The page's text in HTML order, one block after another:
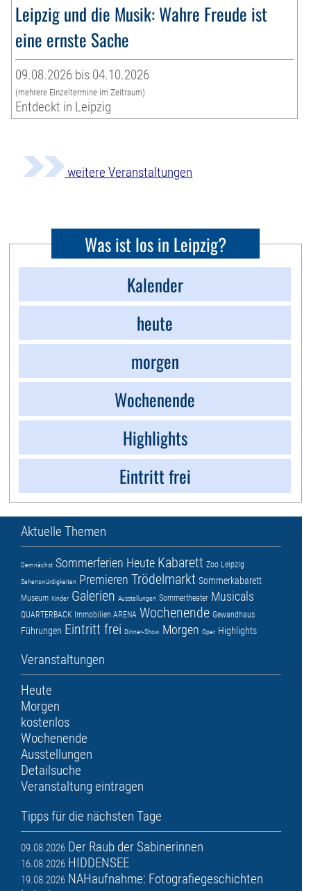
Leipzig und die Musik: Wahre Freude ist
eine ernste Sache
09.08.2026 bis 04.10.2026
(mehrere Einzeltermine im Zeitraum)
Entdeckt in Leipzig
weitere Veranstaltungen
Was ist los in Leipzig?
Kalender
heute
morgen
Wochenende
Highlights
Eintritt frei
Aktuelle Themen
Demnächst Sommerferien Heute Kabarett Zoo Leipzig
Sehenswürdigkeiten Premieren Trödelmarkt Sommerkabarett
Museum Kinder Galerien Ausstellungen Sommertheater Musicals
QUARTERBACK Immobilien ARENA Wochenende Gewandhaus
Führungen Eintritt frei Dinner-Show Morgen Oper Highlights
Veranstaltungen
Heute
Morgen
kostenlos
Wochenende
Ausstellungen
Detailsuche
Veranstaltung eintragen
Tipps für die nächsten Tage
09.08.2026 Der Raub der Sabinerinnen
16.08.2026 HIDDENSEE
19.08.2026 NAHaufnahme: Fotografiegeschichten